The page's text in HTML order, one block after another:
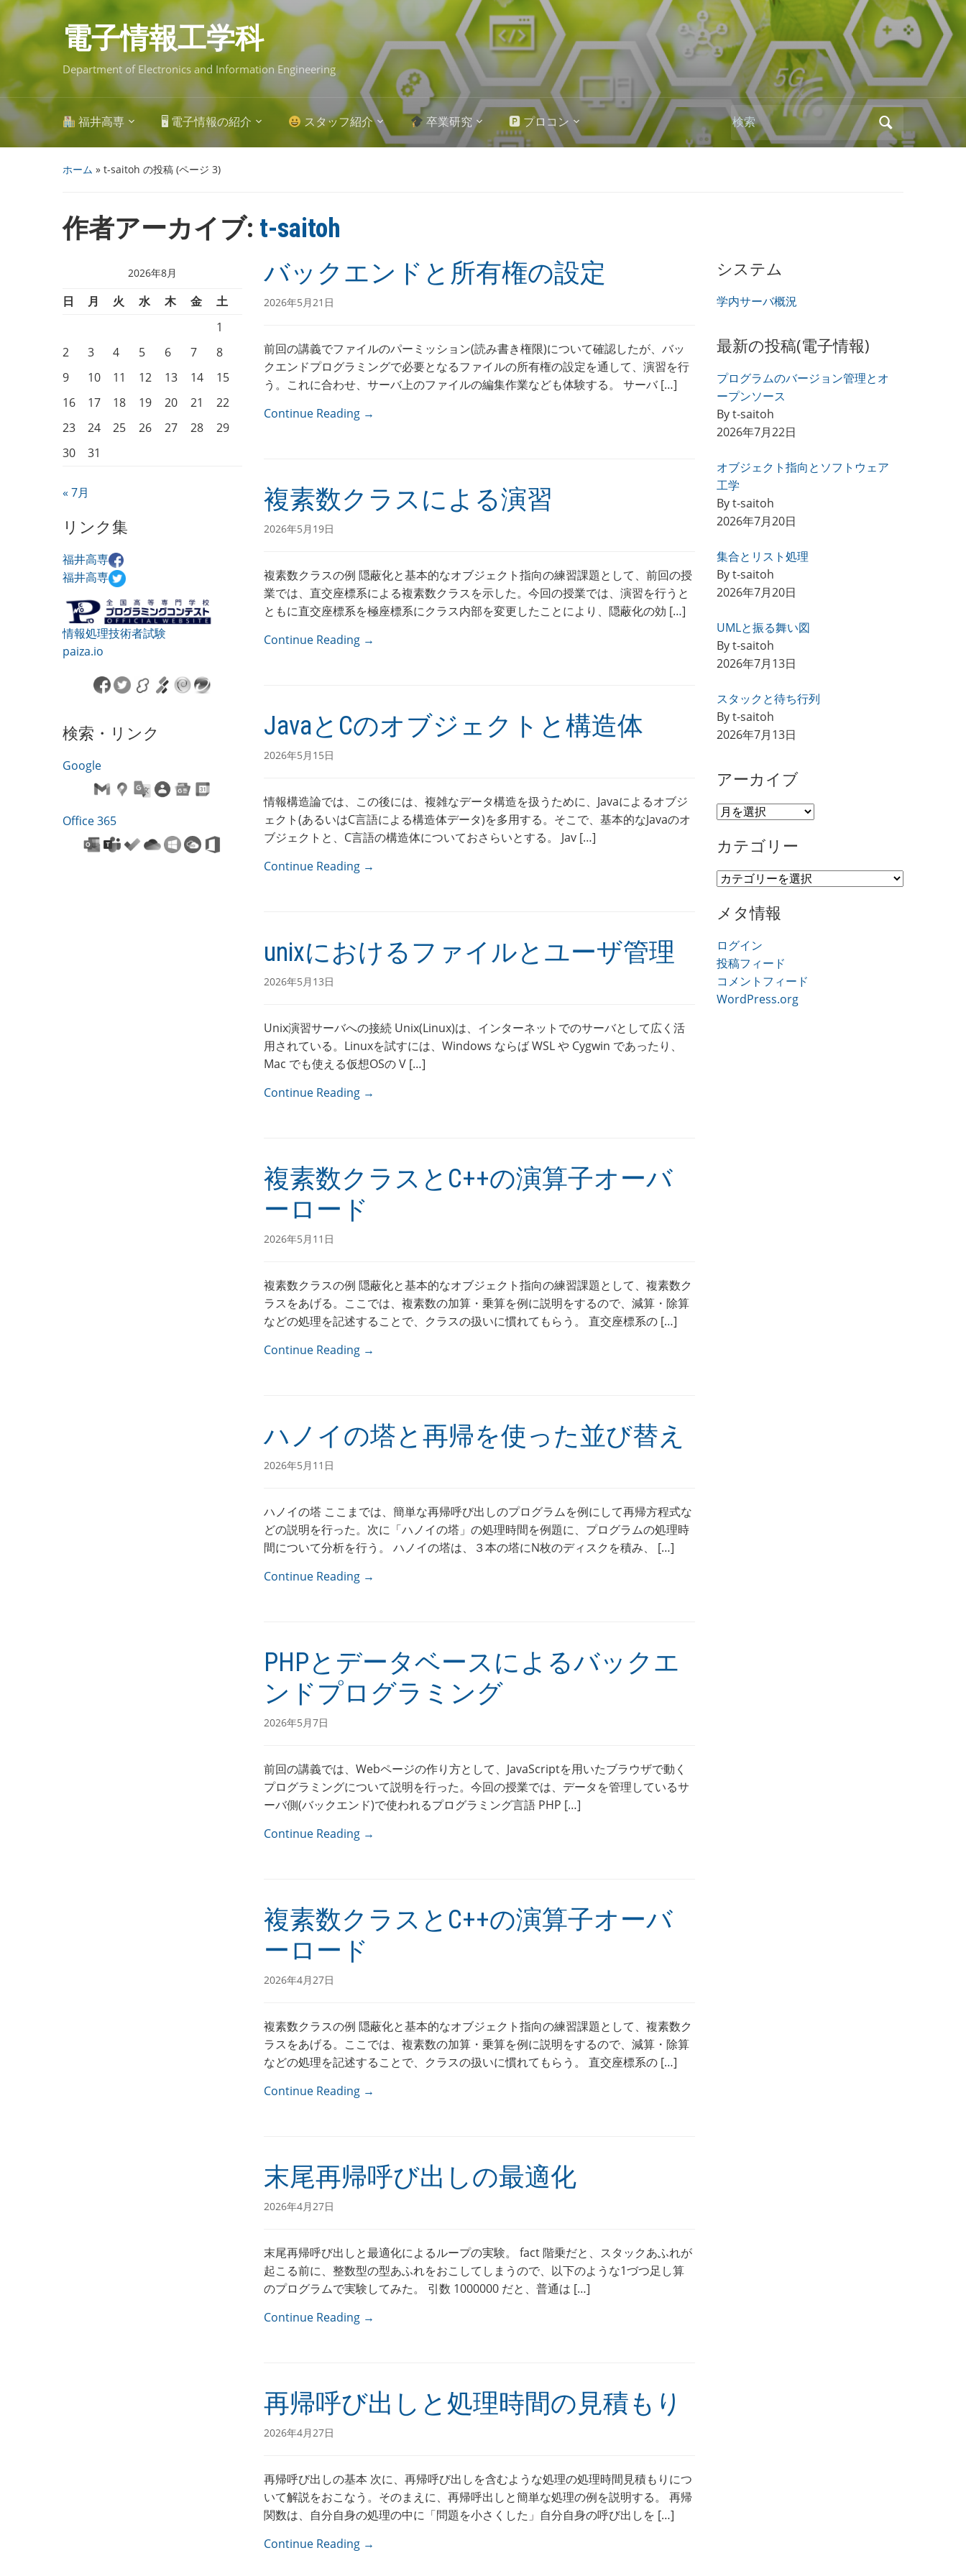
Skip
to
main
content 電子情報工学科
Department of Electronics and Information Engineering
福井高専 🖥 電子情報の紹介 スタッフ紹介 卒業研究 🅿 プロコン
Search
for:
ホーム » t-saitoh の投稿 (ページ 3)
作者アーカイブ: t-saitoh
2026年8月
日 月 火 水 木 金
土
1
2
3 4 5 6 7
8
9
10 11 12 13 14
15
16
17 18 19 20 21
22
23
24 25 26 27 28
29
30
31
« 7月
リンク集
福井高専
福井高専
情報処理技術者試験
paiza.io
検索・リンク
Google
Office 365
バックエンドと所有権の設定
2026年5月21日
前回の講義でファイルのパーミッション(読み書き権限)について確認したが、バッ
クエンドプログラミングで必要となるファイルの所有権の設定を通して、演習を行
う。これに合わせ、サーバ上のファイルの編集作業なども体験する。 サーバ […]
Continue Reading →
複素数クラスによる演習
2026年5月19日
複素数クラスの例 隠蔽化と基本的なオブジェクト指向の練習課題として、前回の授
業では、直交座標系による複素数クラスを示した。今回の授業では、演習を行うと
ともに直交座標系を極座標系にクラス内部を変更したことにより、隠蔽化の効 […]
Continue Reading →
JavaとCのオブジェクトと構造体
2026年5月15日
情報構造論では、この後には、複雑なデータ構造を扱うために、Javaによるオブジ
ェクト(あるいはC言語による構造体データ)を多用する。そこで、基本的なJavaのオ
ブジェクトと、C言語の構造体についておさらいとする。 Jav […]
Continue Reading →
unixにおけるファイルとユーザ管理
2026年5月13日
Unix演習サーバへの接続 Unix(Linux)は、インターネットでのサーバとして広く活
用されている。Linuxを試すには、Windows ならば WSL や Cygwin であったり、
Mac でも使える仮想OSの V […]
Continue Reading →
複素数クラスとC++の演算子オーバ
ーロード
2026年5月11日
複素数クラスの例 隠蔽化と基本的なオブジェクト指向の練習課題として、複素数ク
ラスをあげる。ここでは、複素数の加算・乗算を例に説明をするので、減算・除算
などの処理を記述することで、クラスの扱いに慣れてもらう。 直交座標系の […]
Continue Reading →
ハノイの塔と再帰を使った並び替え
2026年5月11日
ハノイの塔 ここまでは、簡単な再帰呼び出しのプログラムを例にして再帰方程式な
どの説明を行った。次に「ハノイの塔」の処理時間を例題に、プログラムの処理時
間について分析を行う。 ハノイの塔は、３本の塔にN枚のディスクを積み、 […]
Continue Reading →
PHPとデータベースによるバックエ
ンドプログラミング
2026年5月7日
前回の講義では、Webページの作り方として、JavaScriptを用いたブラウザで動く
プログラミングについて説明を行った。今回の授業では、データを管理しているサ
ーバ側(バックエンド)で使われるプログラミング言語 PHP […]
Continue Reading →
複素数クラスとC++の演算子オーバ
ーロード
2026年4月27日
複素数クラスの例 隠蔽化と基本的なオブジェクト指向の練習課題として、複素数ク
ラスをあげる。ここでは、複素数の加算・乗算を例に説明をするので、減算・除算
などの処理を記述することで、クラスの扱いに慣れてもらう。 直交座標系の […]
Continue Reading →
末尾再帰呼び出しの最適化
2026年4月27日
末尾再帰呼び出しと最適化によるループの実験。 fact 階乗だと、スタックあふれが
起こる前に、整数型の型あふれをおこしてしまうので、以下のような1づつ足し算
のプログラムで実験してみた。 引数 1000000 だと、普通は […]
Continue Reading →
再帰呼び出しと処理時間の見積もり
2026年4月27日
再帰呼び出しの基本 次に、再帰呼び出しを含むような処理の処理時間見積もりにつ
いて解説をおこなう。そのまえに、再帰呼出しと簡単な処理の例を説明する。 再帰
関数は、自分自身の処理の中に「問題を小さくした」自分自身の呼び出しを […]
Continue Reading →
システム
学内サーバ概況
最新の投稿(電子情報)
プログラムのバージョン管理とオ
ープンソース
By t-saitoh
2026年7月22日
オブジェクト指向とソフトウェア
工学
By t-saitoh
2026年7月20日
集合とリスト処理
By t-saitoh
2026年7月20日
UMLと振る舞い図
By t-saitoh
2026年7月13日
スタックと待ち行列
By t-saitoh
2026年7月13日
アーカイブ
ア
カ
ブ
カテゴリー
カ
ゴ
ー
メタ情報
ログイン
投稿フィード
コメントフィード
WordPress.org